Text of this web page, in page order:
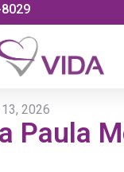
2026
Paula